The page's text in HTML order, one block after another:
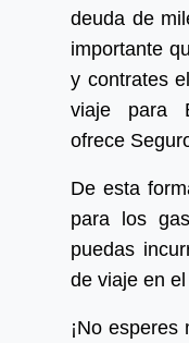
deuda de
importante
y contrates
viaje para
ofrece
De esta
para los
puedas
de viaje en
¡No esperes